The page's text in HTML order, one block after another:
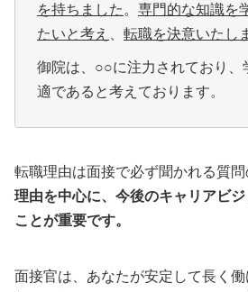
を持ちました 。 専門的な知識を
たいと考え
転職を決意いたし
御院は、○○に注力されており、
適であると考えております。
転職理由は面接で必ず聞かれる質問
理由を中心に、今後のキャリアビ
ことが重要です。
面接官は、あなたが安定して長く